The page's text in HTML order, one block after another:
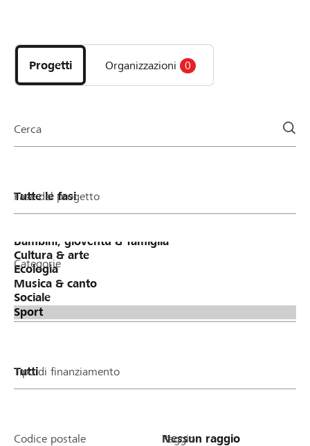
DE FR IT
i
progetti
e
della
Progetti Organizzazioni 0
Cerca
Fase del progetto
Categorie
Tipo di finanziamento
Codice postale Raggio